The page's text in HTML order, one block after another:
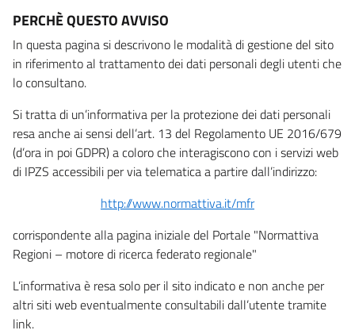
PERCHÈ QUESTO AVVISO
In questa pagina si descrivono le modalità di gestione del sito
in riferimento al trattamento dei dati personali degli utenti che
lo consultano.
Si tratta di un’informativa per la protezione dei dati personali
resa anche ai sensi dell’art. 13 del Regolamento UE 2016/679
(d’ora in poi GDPR) a coloro che interagiscono con i servizi web
di IPZS accessibili per via telematica a partire dall’indirizzo:
http://www.normattiva.it/mfr
corrispondente alla pagina iniziale del Portale "Normattiva
Regioni – motore di ricerca federato regionale"
L’informativa è resa solo per il sito indicato e non anche per
altri siti web eventualmente consultabili dall’utente tramite
link.